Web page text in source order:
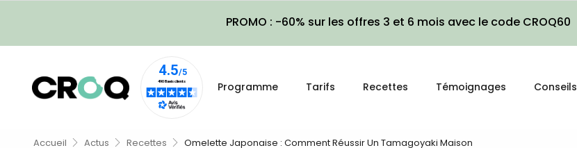
PROMO : -60% sur les offres 3 et 6 mois avec le code CROQ60
Programme Tarifs Recettes Témoignages Conseils
Accueil Actus Recettes Omelette Japonaise : Comment Réussir Un Tamagoyaki Maison